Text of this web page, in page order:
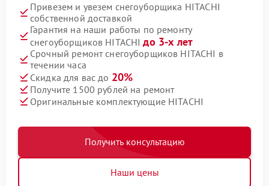
Привезем и увезем снегоуборщика HITACHI
собственной доставкой
Гарантия на наши работы по ремонту
снегоуборщиков HITACHIдо 3-х лет
Срочный ремонт снегоуборщиков HITACHI в
течении часа
Скидка для вас до 20%
Получите 1500 рублей на ремонт
Оригинальные комплектующие HITACHI
Получить консультацию
Наши цены